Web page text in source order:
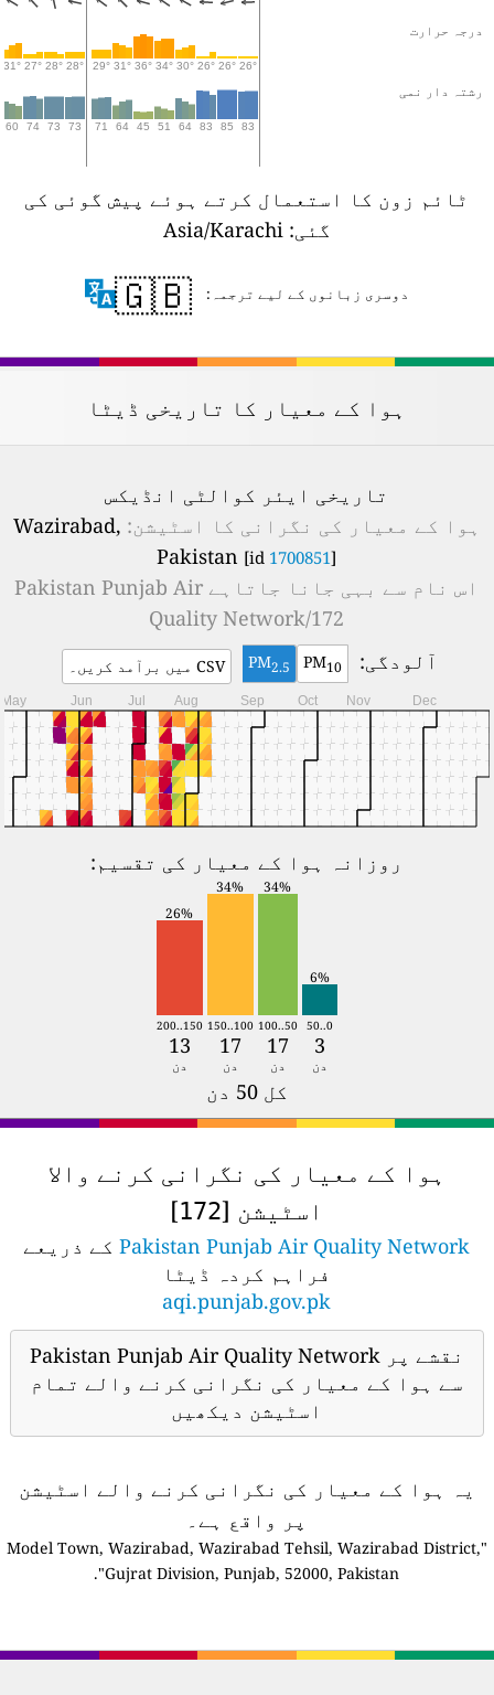
درجہ حرارت
26°
26°
26°
30°
34°
36°
31°
29°
28°
28°
27°
31°
رشتہ دار نمی
83
85
83
64
51
45
64
71
73
73
74
60
ٹائم زون کا استعمال کرتے ہوئے پیش گوئی کی
گئی: Asia/Karachi
دوسری زبانوں کے لیے ترجمہ: 🇬🇧
ہوا کے معیار کا تاریخی ڈیٹا
تاریخی ایئر کوالٹی انڈیکس
ہوا کے معیار کی نگرانی کا اسٹیشن: Wazirabad,
Pakistan[id1700851
اس نام سے بہی جانا جاتاہے Pakistan Punjab Air
Quality Network/172
آلودگی:
PM10
PM2.5 CSV میں برآمد کریں۔
May Jun Jul Aug Sep Oct Nov Dec
روزانہ ہوا کے معیار کی تقسیم:
6%
34%
34%
26%
0..50
50..100
100..150
150..200
3
17
17
13
دن دن دن دن
کل 50 دن
ہوا کے معیار کی نگرانی کرنے والا
اسٹیشن [172
]
Pakistan Punjab Air Quality Networkکے ذریعے
فراہم کردہ ڈیٹا
aqi.punjab.gov.pk
نقشے پر Pakistan Punjab Air Quality Network
سے ہوا کے معیار کی نگرانی کرنے والے تمام
اسٹیشن دیکھیں
یہ ہوا کے معیار کی نگرانی کرنے والے اسٹیشن
پر واقع ہے۔
"Model Town, Wazirabad, Wazirabad Tehsil, Wazirabad District,
Gujrat Division, Punjab, 52000, Pakistan".